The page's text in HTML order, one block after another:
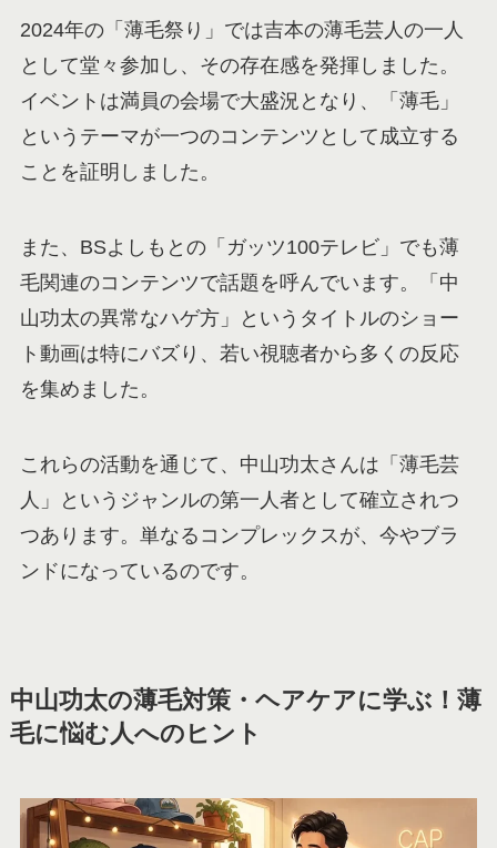
2024年の「薄毛祭り」では吉本の薄毛芸人の一人
として堂々参加し、その存在感を発揮しました。
イベントは満員の会場で大盛況となり、「薄毛」
というテーマが一つのコンテンツとして成立する
ことを証明しました。
また、BSよしもとの「ガッツ100テレビ」でも薄
毛関連のコンテンツで話題を呼んでいます。「中
山功太の異常なハゲ方」というタイトルのショー
ト動画は特にバズり、若い視聴者から多くの反応
を集めました。
これらの活動を通じて、中山功太さんは「薄毛芸
人」というジャンルの第一人者として確立されつ
つあります。単なるコンプレックスが、今やブラ
ンドになっているのです。
中山功太の薄毛対策・ヘアケアに学ぶ！薄
毛に悩む人へのヒント